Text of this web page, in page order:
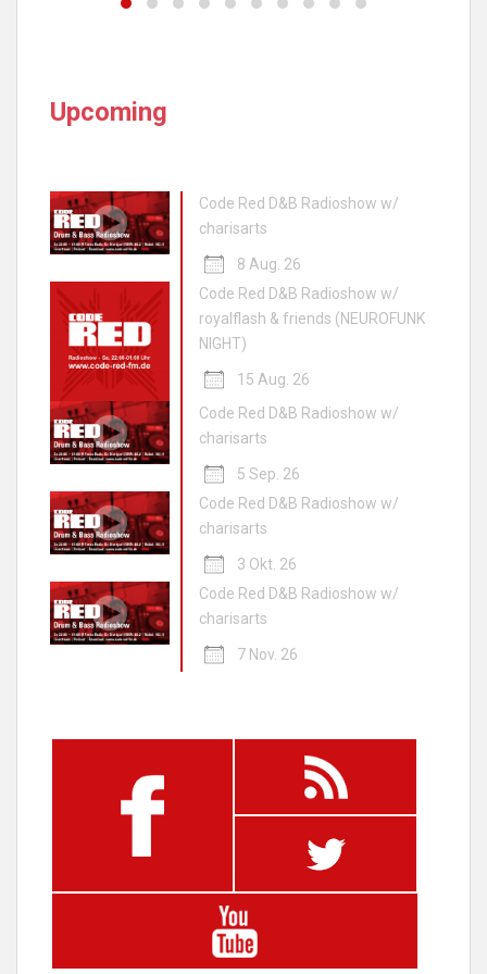
Upcoming
Code Red D&B Radioshow w/
charisarts
8 Aug. 26
Code Red D&B Radioshow w/
royalflash & friends (NEUROFUNK
NIGHT)
15 Aug. 26
Code Red D&B Radioshow w/
charisarts
5 Sep. 26
Code Red D&B Radioshow w/
charisarts
3 Okt. 26
Code Red D&B Radioshow w/
charisarts
7 Nov. 26